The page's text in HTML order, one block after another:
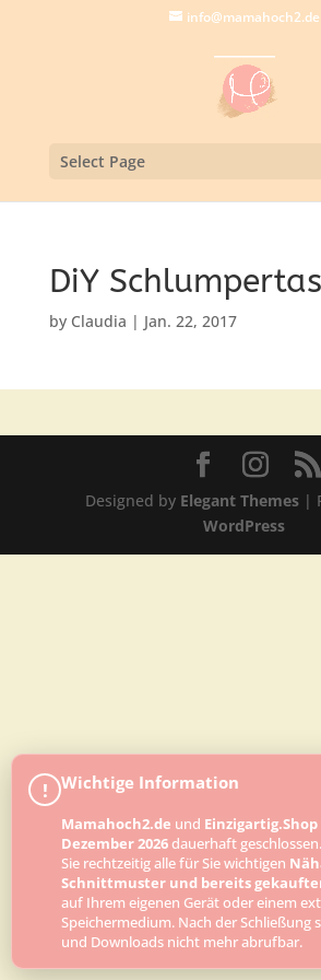
info@mamahoch2.de
Select Page
DiY
by Claudia | Jan. 22, 2017
Designed by Elegant Themes |
WordPress
! Wichtige Information
Mamahoch2.de und Einzigartig.Shop
Dezember 2026dauerhaft
Sie rechtzeitig alle für Sie wichtigen
Schnittmuster und bereits
auf Ihrem eigenen Gerät oder einem
Speichermedium. Nach der Schließung
und Downloads nicht mehr abrufbar.